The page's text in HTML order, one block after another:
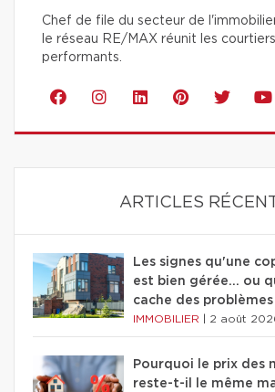
Chef de file du secteur de
le réseau RE/MAX réunit les
performants.
ARTICLES
Les signes qu'une
est bien gérée… ou
cache des problèmes
IMMOBILIER 2 août
Pourquoi le prix des
reste-t-il le même